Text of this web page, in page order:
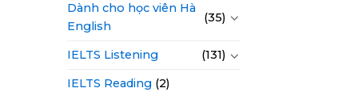
Dành cho học viên Hà
English
(35)
IELTS Listening
(131)
IELTS Reading(2)